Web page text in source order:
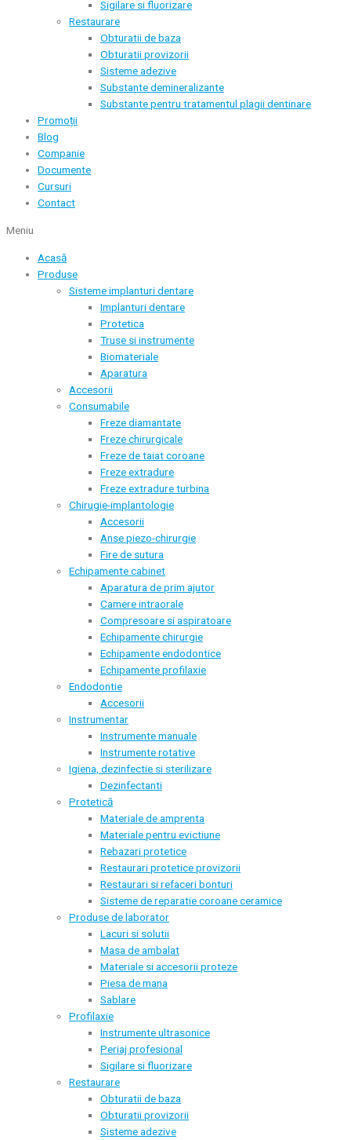
Sigilare si fluorizare
Restaurare
Obturatii de baza
Obturatii provizorii
Sisteme adezive
Substante demineralizante
Substante pentru tratamentul plagii dentinare
Promoții
Blog
Companie
Documente
Cursuri
Contact
Meniu
Acasă
Produse
Sisteme implanturi dentare
Implanturi dentare
Protetica
Truse si instrumente
Biomateriale
Aparatura
Accesorii
Consumabile
Freze diamantate
Freze chirurgicale
Freze de taiat coroane
Freze extradure
Freze extradure turbina
Chirugie-implantologie
Accesorii
Anse piezo-chirurgie
Fire de sutura
Echipamente cabinet
Aparatura de prim ajutor
Camere intraorale
Compresoare si aspiratoare
Echipamente chirurgie
Echipamente endodontice
Echipamente profilaxie
Endodontie
Accesorii
Instrumentar
Instrumente manuale
Instrumente rotative
Igiena, dezinfectie si sterilizare
Dezinfectanti
Protetică
Materiale de amprenta
Materiale pentru evictiune
Rebazari protetice
Restaurari protetice provizorii
Restaurari si refaceri bonturi
Sisteme de reparatie coroane ceramice
Produse de laborator
Lacuri si solutii
Masa de ambalat
Materiale si accesorii proteze
Piesa de mana
Sablare
Profilaxie
Instrumente ultrasonice
Periaj profesional
Sigilare si fluorizare
Restaurare
Obturatii de baza
Obturatii provizorii
Sisteme adezive